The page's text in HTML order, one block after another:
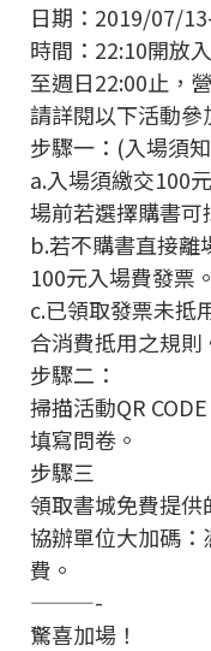
日期：2019/07/
時間：22:10開放
至週日22:00止，
請詳閱以下活動參
步驟一：(入場須
a.入場須繳交100
場前若選擇購書可
b.若不購書直接離
100元入場費發票。
c.已領取發票未抵
合消費抵用之規則
步驟二：
掃描活動QR
填寫問卷。
步驟三
領取書城免費提供
協辦單位大加碼
費。
———-
驚喜加場！